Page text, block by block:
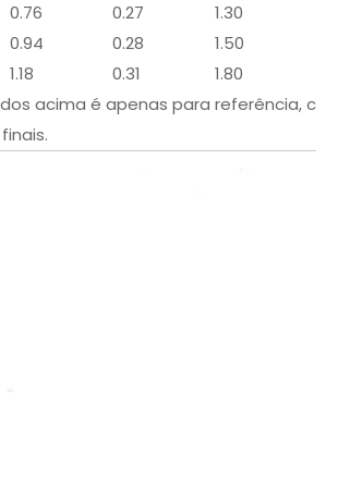
0.76 0.27 1.30
0.94 0.28 1.50
1.18 0.31 1.80
acima é apenas para referência,